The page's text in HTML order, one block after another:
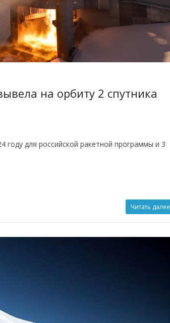
на орбиту 2 спутника
году для российской ракетной программы и 3
Читать далее